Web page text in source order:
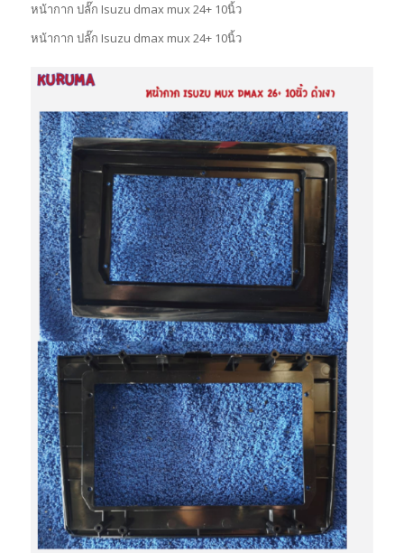
หน้ากาก ปลั๊ก Isuzu dmax mux 24+ 10นิ้ว
หน้ากาก ปลั๊ก Isuzu dmax mux 24+ 10นิ้ว